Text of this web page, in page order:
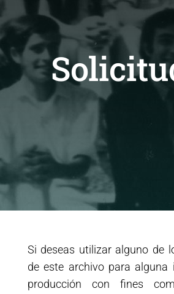
Si deseas utilizar alguno de
de este archivo para alguna
producción con fines